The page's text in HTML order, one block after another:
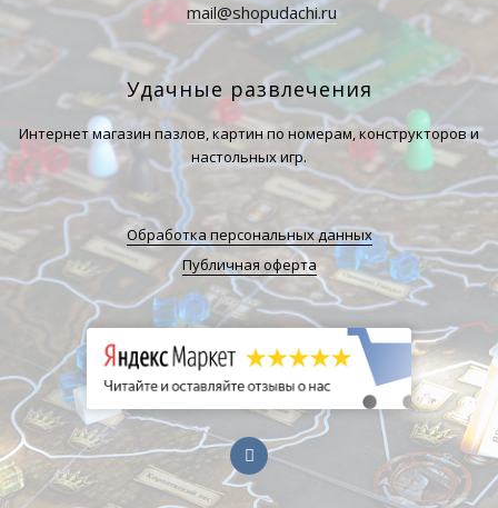
mail@shopudachi.ru
Удачные развлечения
Интернет магазин пазлов, картин по номерам, конструкторов и
настольных игр.
Обработка персональных данных
Публичная оферта